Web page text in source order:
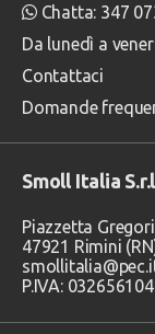
Chatta: 347
Da lunedì a
Contattaci
Domande
Smoll Italia
Piazzetta
47921 Rimini
P.IVA: